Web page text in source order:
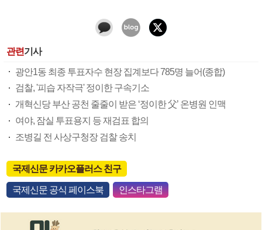
관련기사
광안1동 최종 투표자수 현장 집계보다 785명 늘어(종합)
검찰, '피습 자작극' 정이한 구속기소
개혁신당 부산 공천 줄줄이 받은 ‘정이한 父’ 온병원 인맥
여야, 잠실 투표용지 등 재검표 합의
조병길 전 사상구청장 검찰 송치
국제신문 카카오플러스 친구
국제신문 공식 페이스북 인스타그램